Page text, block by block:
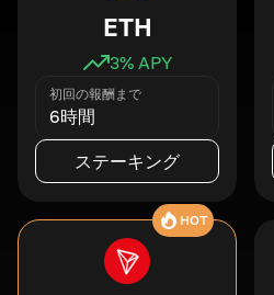
ETH
3% APY
初回の報酬まで
6時間
ステーキング
HOT